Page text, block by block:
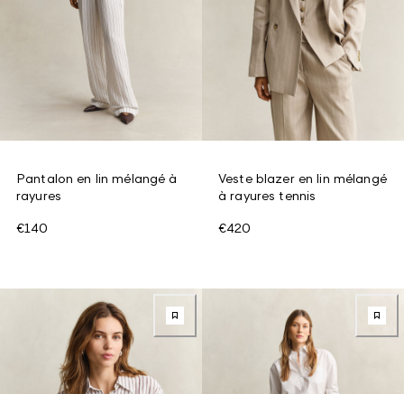
Pantalon en lin mélangé à
rayures
€140
Veste blazer en lin mélangé
à rayures tennis
€420